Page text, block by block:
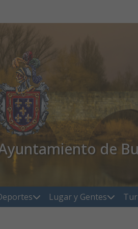
de
Lugar y Gentes